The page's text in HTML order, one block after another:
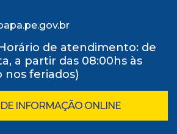
de atendimento: de
a partir das 08:00hs às
nos feriados)
INFORMAÇÃO ONLINE